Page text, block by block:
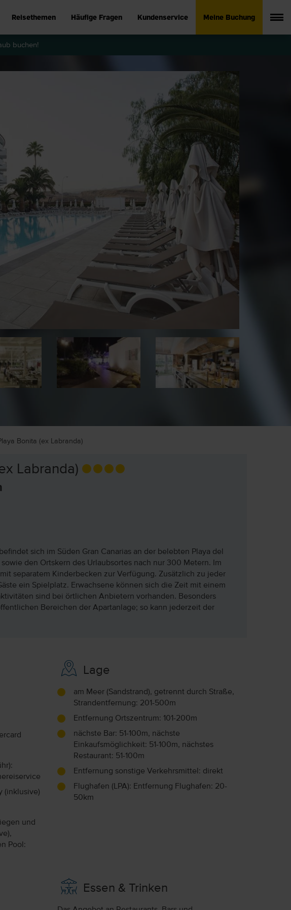
Reisethemen Häufige Fragen Kundenservice Meine Buchung
buchen!
Bonita (ex Labranda)
Labranda)
sich im Süden Gran Canarias an der belebten Playa del
den Ortskern des Urlaubsortes nach nur 300 Metern. Im
separatem Kinderbecken zur Verfügung. Zusätzlich zu jeder
ein Spielplatz. Erwachsene können sich die Zeit mit einem
sind bei örtlichen Anbietern vorhanden. Besonders
Bereichen der Apartanlage; so kann jederzeit der
(inklusive)
und
Pool:
Lage
am Meer (Sandstrand), getrennt durch Straße,
Strandentfernung: 201-500m
Entfernung Ortszentrum: 101-200m
nächste Bar: 51-100m, nächste
Einkaufsmöglichkeit: 51-100m, nächstes
Restaurant: 51-100m
Entfernung sonstige Verkehrsmittel: direkt
Flughafen (LPA): Entfernung Flughafen: 20-
50km
Essen & Trinken